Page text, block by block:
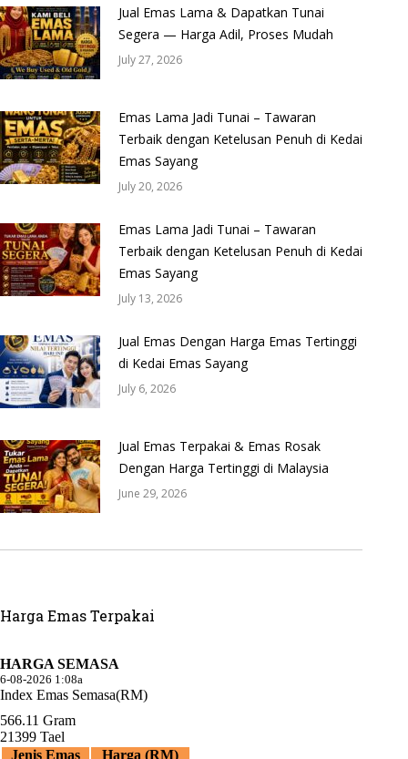
Jual Emas Lama & Dapatkan Tunai
Segera — Harga Adil, Proses Mudah
July 27, 2026
Emas Lama Jadi Tunai – Tawaran
Terbaik dengan Ketelusan Penuh di Kedai
Emas Sayang
July 20, 2026
Emas Lama Jadi Tunai – Tawaran
Terbaik dengan Ketelusan Penuh di Kedai
Emas Sayang
July 13, 2026
Jual Emas Dengan Harga Emas Tertinggi
di Kedai Emas Sayang
July 6, 2026
Jual Emas Terpakai & Emas Rosak
Dengan Harga Tertinggi di Malaysia
June 29, 2026
Harga Emas Terpakai